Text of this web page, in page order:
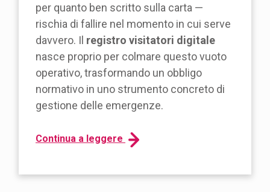
per quanto ben scritto sulla carta —
rischia di fallire nel momento in cui serve
davvero. Il registro visitatori digitale
nasce proprio per colmare questo vuoto
operativo, trasformando un obbligo
normativo in uno strumento concreto di
gestione delle emergenze.
Continua a leggere